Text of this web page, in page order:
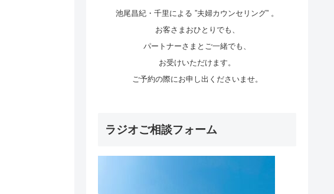
池尾昌紀・千里による ”夫婦カウンセリング” 。
お客さまおひとりでも、
パートナーさまとご一緒でも、
お受けいただけます。
ご予約の際にお申し出くださいませ。
ラジオご相談フォーム